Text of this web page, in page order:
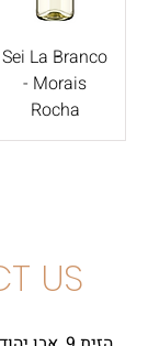
Sei La Branco
- Morais
Rocha
US